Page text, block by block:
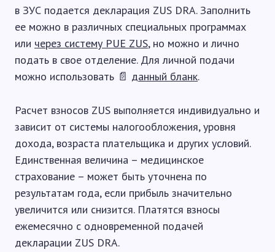
в ЗУС подается декларация ZUS DRA. Заполнить
ее можно в различных специальных программах
или через систему PUE ZUS, но можно и лично
подать в свое отделение. Для личной подачи
можно использовать 📄 данный бланк.
Расчет взносов ZUS выполняется индивидуально и
зависит от системы налогообложения, уровня
дохода, возраста плательщика и других условий.
Единственная величина – медицинское
страхование – может быть уточнена по
результатам года, если прибыль значительно
увеличится или снизится. Платятся взносы
ежемесячно с одновременной подачей
декларации ZUS DRA.